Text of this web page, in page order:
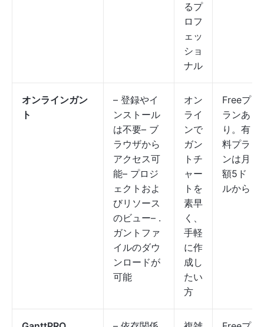
るプ
ロフ
ェッ
ショ
ナル
オンラインガン
ト
– 登録やイ
ンストール
は不要– ブ
ラウザから
アクセス可
能– プロジ
ェクトおよ
びリソース
のビュー– .
ガントファ
イルのダウ
ンロードが
可能
オン
ライ
ンで
ガン
トチ
ャー
トを
素早
く、
手軽
に作
成し
たい
方
Freeプ
ランあ
り。有
料プラ
ンは月
額5ド
ルから